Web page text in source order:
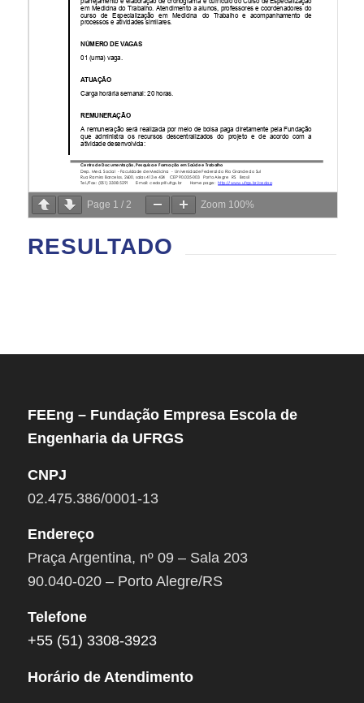
Page 1 / 2 Zoom 100%
RESULTADO
FEEng – Fundação Empresa Escola de
Engenharia da UFRGS
CNPJ
02.475.386/0001-13
Endereço
Praça Argentina, nº 09 – Sala 203
90.040-020 – Porto Alegre/RS
Telefone
+55 (51) 3308-3923
Horário de Atendimento